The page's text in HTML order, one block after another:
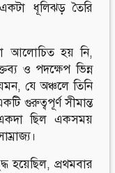
ধূলিঝড় তৈরি
আলোচিত হয় নি,
ও পদক্ষেপ ভিন্ন
যে অঞ্চলে তিনি
গুরুত্বপূর্ণ সীমান্ত
ছিল একসময়
হয়েছিল, প্রথমবার